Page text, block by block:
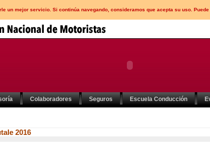
un mejor servicio. Si continúa navegando, consideramos que acepta su uso.
Colaboradores Seguros Escuela Conducción
2016